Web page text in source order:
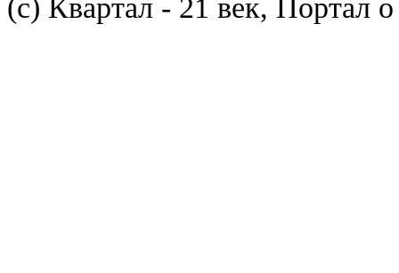
(с) Квартал - 21 век, Портал